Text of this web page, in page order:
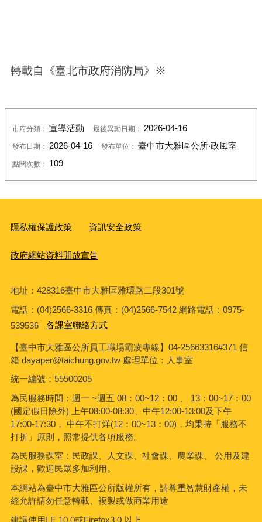
轉載自《臺北市政府消防局》 ※
市府分類： 宣導活動 最後異動日期： 2026-04-16
發布日期： 2026-04-16 發布單位： 臺中市大雅區公所‧政風室
點閱次數： 109
隱私權保護政策 資訊安全政策
政府網站資料開放宣告
地址：428316臺中市大雅區雅環路二段301號
電話：(04)2566-3316 傳真：(04)2566-7542 網路電話：0975-
539536
各課室聯絡方式
【臺中市大雅區公所員工職場霸凌專線】04-25663316#371 信
箱 dayaper@taichung.gov.tw 處理單位：人事室
統一編號 ：55500205
為民服務時間：週一 ~週五 08：00~12：00 、 13：00~17：00
(國定假日除外) 上午08:00-08:30、中午12:00-13:00及下午
17:00-17:30， 中午不打烊(12：00~13：00)，均秉持「服務不
打折」原則，照常提供各項服務。
為民服務課室：民政課、人文課、社會課、農業課、 公用及建
設課，歡迎民眾多加利用。
本網站為臺中市大雅區公所版權所有，請尊重智慧財產權，未
經允許請勿任意轉載、複製或做商業用途
建議使用I.E.10.0或Firefox3.0 以上